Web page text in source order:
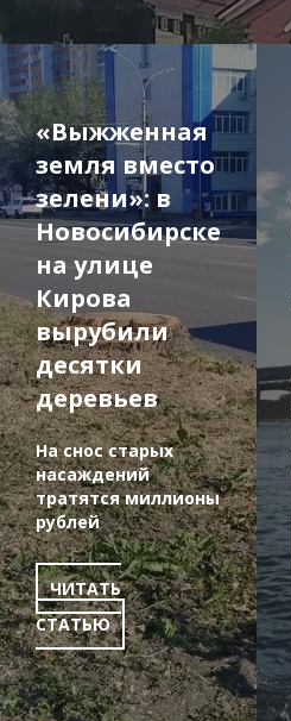
«Выжженная
земля вместо
зелени»: в
Новосибирске
на улице
Кирова
вырубили
десятки
деревьев
На снос старых
насаждений
тратятся миллионы
рублей
ЧИТАТЬ
СТАТЬЮ